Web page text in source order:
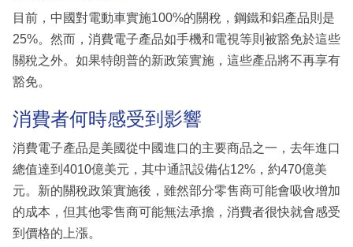
目前，中國對電動車實施100%的關稅，鋼鐵和鋁產品則是
25%。然而，消費電子產品如手機和電視等則被豁免於這些
關稅之外。如果特朗普的新政策實施，這些產品將不再享有
豁免。
消費者何時感受到影響
消費電子產品是美國從中國進口的主要商品之一，去年進口
總值達到4010億美元，其中通訊設備佔12%，約470億美
元。新的關稅政策實施後，雖然部分零售商可能會吸收增加
的成本，但其他零售商可能無法承擔，消費者很快就會感受
到價格的上漲。